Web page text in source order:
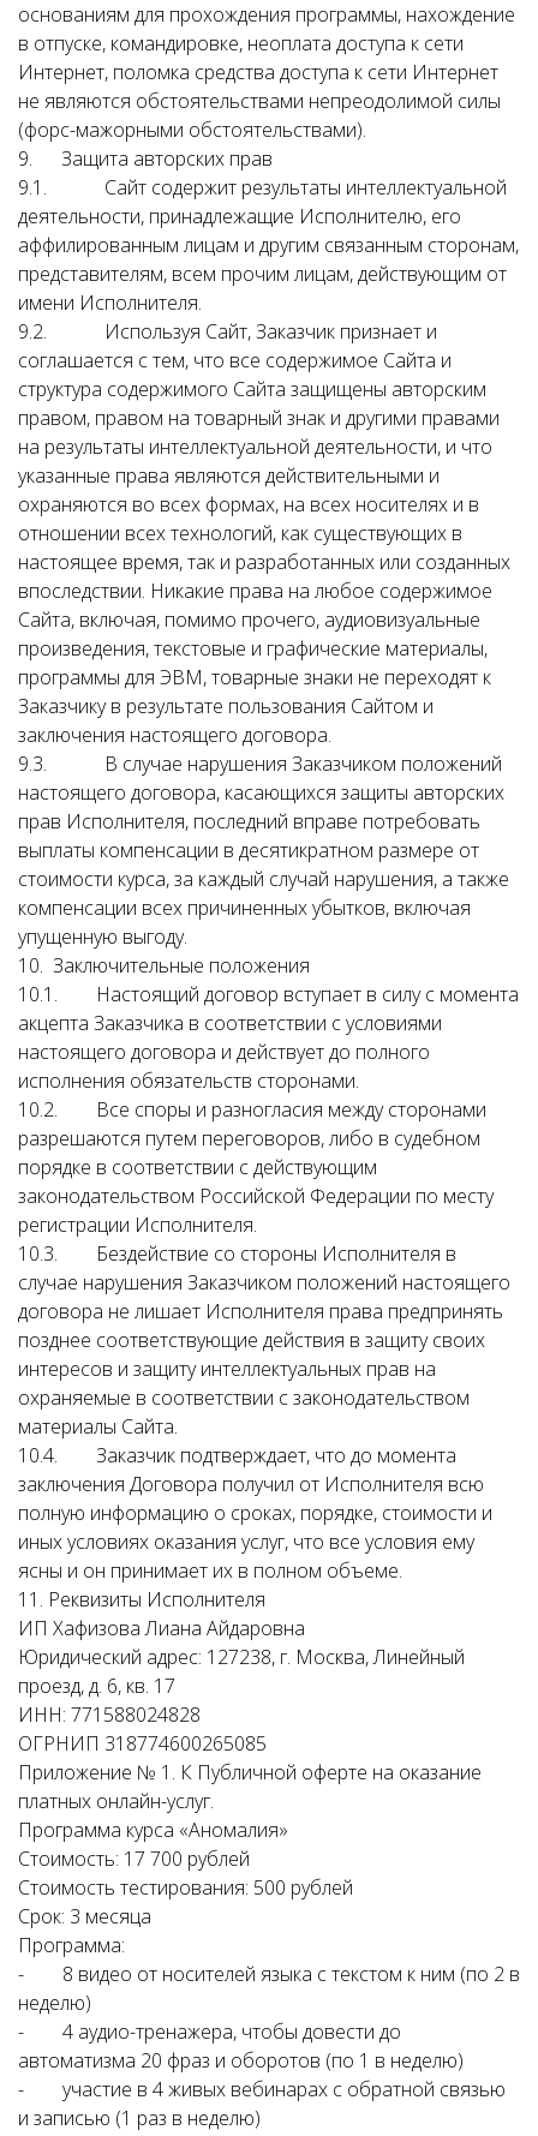
основаниям для прохождения программы, нахождение
в отпуске, командировке, неоплата доступа к сети
Интернет, поломка средства доступа к сети Интернет
не являются обстоятельствами непреодолимой силы
(форс-мажорными обстоятельствами).
9. Защита авторских прав
9.1. Сайт содержит результаты интеллектуальной
деятельности, принадлежащие Исполнителю, его
аффилированным лицам и другим связанным сторонам,
представителям, всем прочим лицам, действующим от
имени Исполнителя.
9.2. Используя Сайт, Заказчик признает и
соглашается с тем, что все содержимое Сайта и
структура содержимого Сайта защищены авторским
правом, правом на товарный знак и другими правами
на результаты интеллектуальной деятельности, и что
указанные права являются действительными и
охраняются во всех формах, на всех носителях и в
отношении всех технологий, как существующих в
настоящее время, так и разработанных или созданных
впоследствии. Никакие права на любое содержимое
Сайта, включая, помимо прочего, аудиовизуальные
произведения, текстовые и графические материалы,
программы для ЭВМ, товарные знаки не переходят к
Заказчику в результате пользования Сайтом и
заключения настоящего договора.
9.3. В случае нарушения Заказчиком положений
настоящего договора, касающихся защиты авторских
прав Исполнителя, последний вправе потребовать
выплаты компенсации в десятикратном размере от
стоимости курса, за каждый случай нарушения, а также
компенсации всех причиненных убытков, включая
упущенную выгоду.
10. Заключительные положения
10.1. Настоящий договор вступает в силу с момента
акцепта Заказчика в соответствии с условиями
настоящего договора и действует до полного
исполнения обязательств сторонами.
10.2. Все споры и разногласия между сторонами
разрешаются путем переговоров, либо в судебном
порядке в соответствии с действующим
законодательством Российской Федерации по месту
регистрации Исполнителя.
10.3. Бездействие со стороны Исполнителя в
случае нарушения Заказчиком положений настоящего
договора не лишает Исполнителя права предпринять
позднее соответствующие действия в защиту своих
интересов и защиту интеллектуальных прав на
охраняемые в соответствии с законодательством
материалы Сайта.
10.4. Заказчик подтверждает, что до момента
заключения Договора получил от Исполнителя всю
полную информацию о сроках, порядке, стоимости и
иных условиях оказания услуг, что все условия ему
ясны и он принимает их в полном объеме.
11. Реквизиты Исполнителя
ИП Хафизова Лиана Айдаровна
Юридический адрес: 127238, г. Москва, Линейный
проезд, д. 6, кв. 17
ИНН: 771588024828
ОГРНИП 318774600265085
Приложение № 1. К Публичной оферте на оказание
платных онлайн-услуг.
Программа курса «Аномалия»
Стоимость: 17 700 рублей
Стоимость тестирования: 500 рублей
Срок: 3 месяца
Программа:
- 8 видео от носителей языка с текстом к ним (по 2 в
неделю)
- 4 аудио-тренажера, чтобы довести до
автоматизма 20 фраз и оборотов (по 1 в неделю)
- участие в 4 живых вебинарах с обратной связью
и записью (1 раз в неделю)